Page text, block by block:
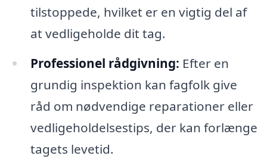
tilstoppede, hvilket er en vigtig del af
at vedligeholde dit tag.
Professionel rådgivning: Efter en
grundig inspektion kan fagfolk give
råd om nødvendige reparationer eller
vedligeholdelsestips, der kan forlænge
tagets levetid.